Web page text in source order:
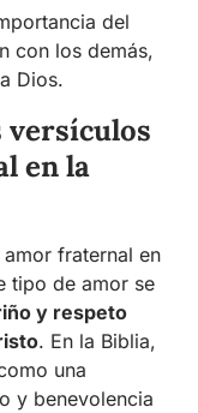
del
con los demás,
Dios.
en la
fraternal en
tipo de amor se
y respeto
. En la Biblia,
una
y benevolencia